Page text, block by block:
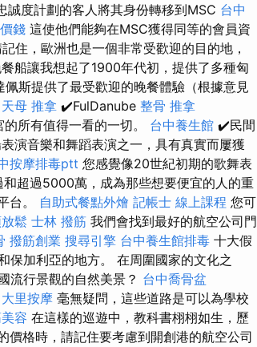
度計劃的客人將其身份轉移到MSC 台中
錢 這使他們能夠在MSC獲得同等的會員資
住，歐洲也是一個非常受歡迎的目的地，
船讓我想起了1900年代初，提供了多種匈
佩斯提供了最受歡迎的晚餐體驗（根據意見
天母 推拿 ✔️FulDanube 整骨 推拿
所有值得一看的一切。 台中養生館 ✔️民間
演音樂和舞蹈表演之一，具有真實而屢獲
按摩排毒ptt 您感覺像20世紀初期的歌舞表
超過5000萬，成為那些想要便宜的人的重
台。 自助式餐點外燴 記帳士 線上課程 您可
鬆 士林 撥筋 我們會找到最好的航空公司門
撥筋創業 搜尋引擎 台中養生館排毒 十大假
保加利亞的地方。 在周圍國家的文化之
流行景觀的自然美景？ 台中喬骨盆
大里按摩 毫無疑問，這些道路是可以為學校
容 在這樣的巡遊中，教科書栩栩如生，歷
價格時，請記住要考慮到開創港的航空公司